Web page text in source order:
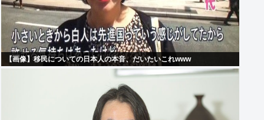
【画像】移民についての日本人の本音、だいたいこれwww